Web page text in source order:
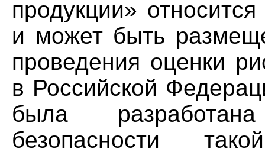
продукции»
и может быть
проведения оценки
в Российской
была
безопасности